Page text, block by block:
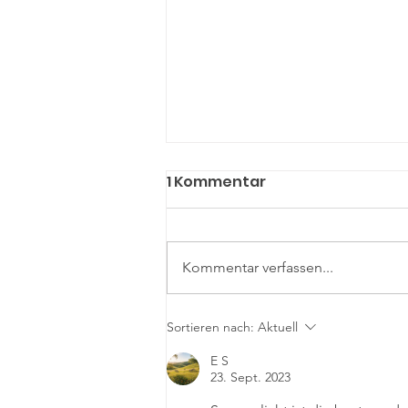
Beauty Light und schöner
Sonnen
1 Kommentar
Kommentar verfassen...
Sortieren nach: Aktuell
E S
23. Sept. 2023